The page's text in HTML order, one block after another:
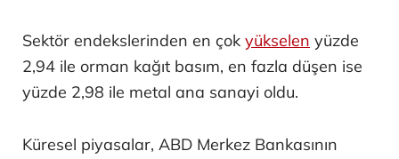
Sektör endekslerinden en çok yükselen yüzde
2,94 ile orman kağıt basım, en fazla düşen ise
yüzde 2,98 ile metal ana sanayi oldu.
Küresel piyasalar, ABD Merkez Bankasının